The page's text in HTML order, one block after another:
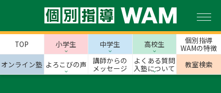
TOP 小学生 中学生 高校生
個別指導
WAMの特徴
オンライン塾 よろこびの声
講師からの
メッセージ
よくある質問
入塾について
教室検索